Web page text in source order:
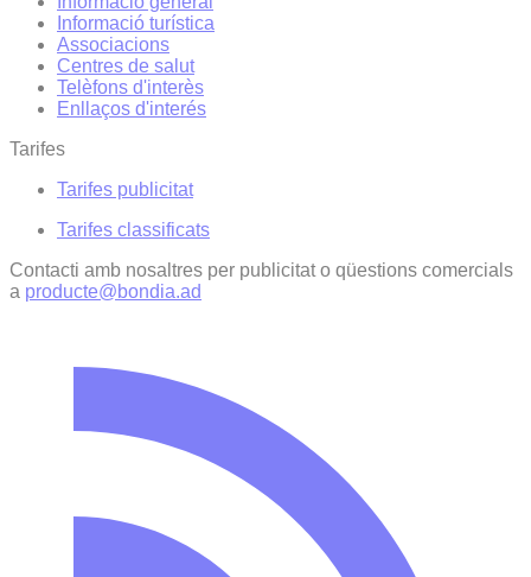
Informació turística
Associacions
Centres de salut
Telèfons d'interès
Enllaços d'interés
Tarifes
Tarifes publicitat
Tarifes classificats
Contacti amb nosaltres per publicitat o qüestions comercials
a producte@bondia.ad